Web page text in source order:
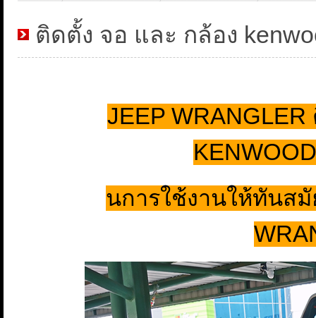
ติดตั้ง จอ และ กล้อง
JEEP
นการใช้งานให้ทันส